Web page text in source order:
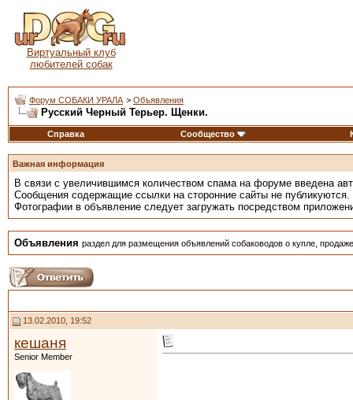
Виртуальный клуб
любителей собак
Форум СОБАКИ УРАЛА > Объявления
Русский Черный Терьер. Щенки.
Справка Сообщество
Важная информация
В связи с увеличившимся количеством спама на форуме введена
Сообщения содержащие ссылки на сторонние сайты не публикуются.
Фотографии в объявление следует загружать посредством
Объявления раздел для размещения объявлений собаководов о купле,
13.02.2010, 19:52
кешаня
Senior Member